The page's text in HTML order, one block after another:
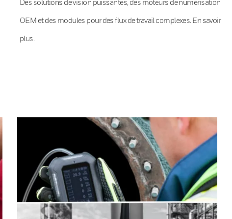
Des solutions de vision puissantes, des moteurs de numérisation
OEM et des modules pour des flux de travail complexes. En savoir
plus.